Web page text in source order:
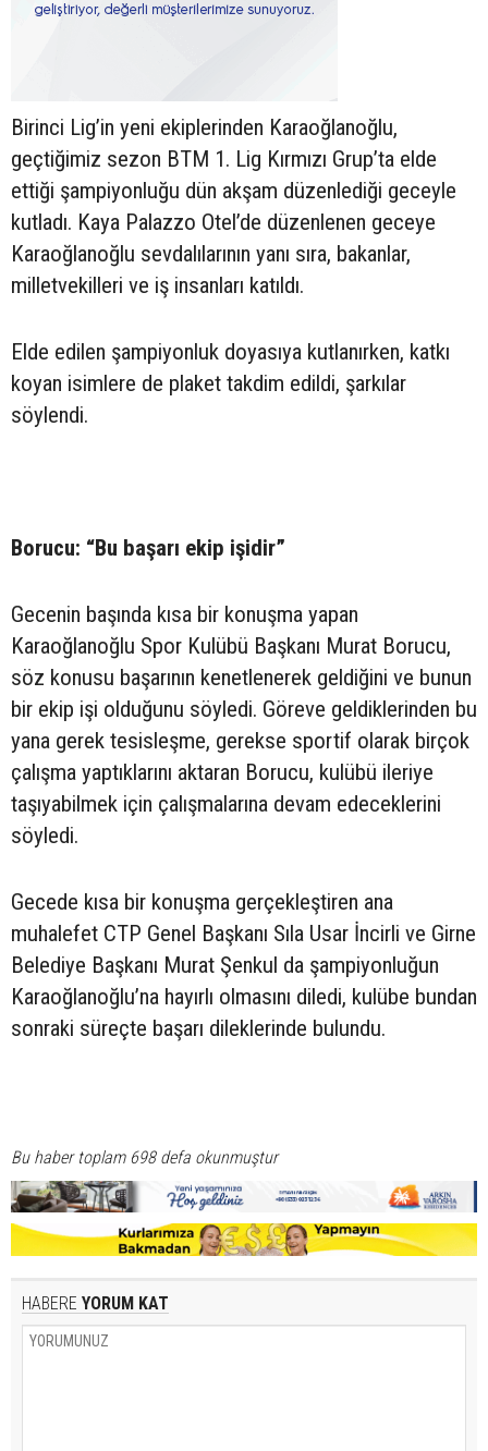
Birinci Lig’in yeni ekiplerinden Karaoğlanoğlu,
geçtiğimiz sezon BTM 1. Lig Kırmızı Grup’ta elde
ettiği şampiyonluğu dün akşam düzenlediği geceyle
kutladı. Kaya Palazzo Otel’de düzenlenen geceye
Karaoğlanoğlu sevdalılarının yanı sıra, bakanlar,
milletvekilleri ve iş insanları katıldı.
Elde edilen şampiyonluk doyasıya kutlanırken, katkı
koyan isimlere de plaket takdim edildi, şarkılar
söylendi.
Borucu: “Bu başarı ekip işidir”
Gecenin başında kısa bir konuşma yapan
Karaoğlanoğlu Spor Kulübü Başkanı Murat Borucu,
söz konusu başarının kenetlenerek geldiğini ve bunun
bir ekip işi olduğunu söyledi. Göreve geldiklerinden bu
yana gerek tesisleşme, gerekse sportif olarak birçok
çalışma yaptıklarını aktaran Borucu, kulübü ileriye
taşıyabilmek için çalışmalarına devam edeceklerini
söyledi.
Gecede kısa bir konuşma gerçekleştiren ana
muhalefet CTP Genel Başkanı Sıla Usar İncirli ve Girne
Belediye Başkanı Murat Şenkul da şampiyonluğun
Karaoğlanoğlu’na hayırlı olmasını diledi, kulübe bundan
sonraki süreçte başarı dileklerinde bulundu.
Bu haber toplam 698 defa okunmuştur
HABERE YORUM KAT